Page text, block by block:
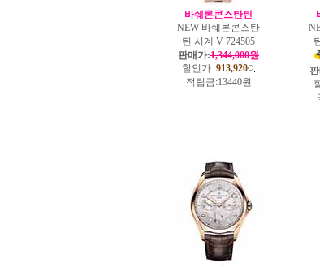
바쉐론콘스탄틴
NEW 바쉐론콘스탄
틴 시계 V 724505
판매가:1,344,000원
할인가: 913,920
적립금:13440원